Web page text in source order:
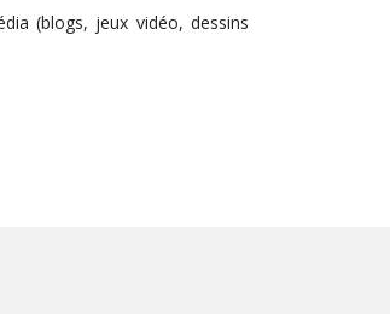
(blogs, jeux vidéo, dessins